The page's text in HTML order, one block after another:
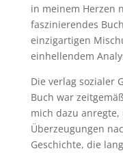
in meinem Herzen
faszinierendes
einzigartigen
einhellendem
Die verlag sozialer
Buch war
mich dazu
Überzeugungen
Geschichte, die